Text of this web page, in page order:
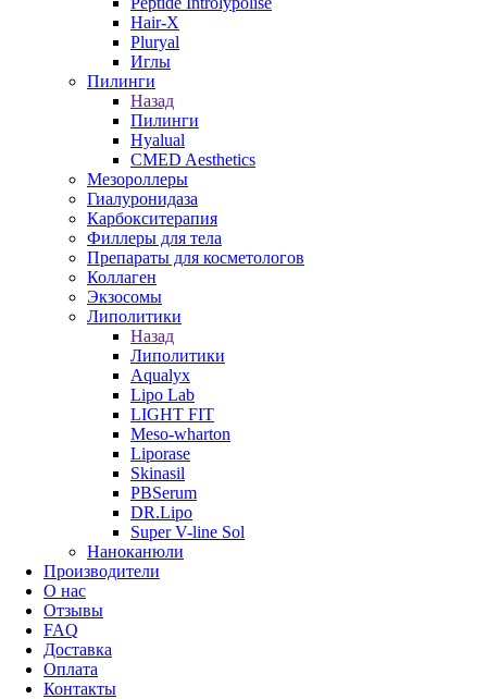
Hair-X
Pluryal
Иглы
Пилинги
Назад
Пилинги
Hyalual
CMED Aesthetics
Мезороллеры
Гиалуронидаза
Карбокситерапия
Филлеры для тела
Препараты для косметологов
Коллаген
Экзосомы
Липолитики
Назад
Липолитики
Aqualyx
Lipo Lab
LIGHT FIT
Meso-wharton
Liporase
Skinasil
PBSerum
DR.Lipo
Super V-line Sol
Наноканюли
Производители
О нас
Отзывы
FAQ
Доставка
Оплата
Контакты